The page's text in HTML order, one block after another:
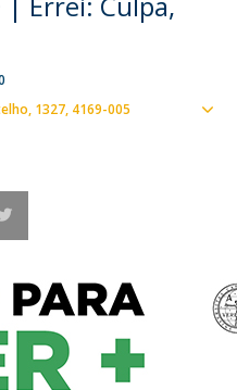
1327 4169-005